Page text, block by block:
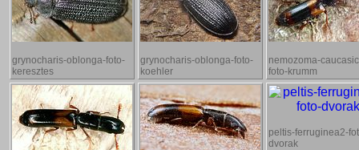
grynocharis-oblonga-foto-
keresztes
grynocharis-oblonga-foto-
koehler
nemozoma-
foto-krumm
peltis-ferruginea2-
dvorak